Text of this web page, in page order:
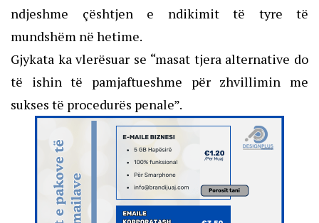
ndjeshme çështjen e ndikimit të tyre të
mundshëm në hetime.
Gjykata ka vlerësuar se “masat tjera alternative do
të ishin të pamjaftueshme për zhvillimin me
sukses të procedurës penale”.